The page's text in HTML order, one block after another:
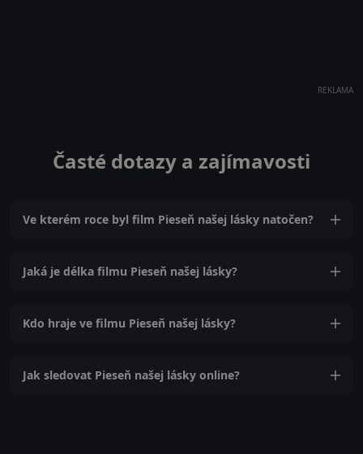
REKLAMA
Časté dotazy a zajímavosti
Ve kterém roce byl film Pieseň našej lásky natočen?
Jaká je délka filmu Pieseň našej lásky?
Kdo hraje ve filmu Pieseň našej lásky?
Jak sledovat Pieseň našej lásky online?